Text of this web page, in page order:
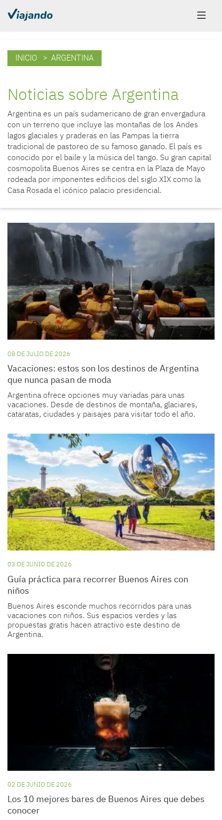
INICIO > ARGENTINA
Noticias sobre Argentina
Argentina es un país sudamericano de gran envergadura
con un terreno que incluye las montañas de los Andes
lagos glaciales y praderas en las Pampas la tierra
tradicional de pastoreo de su famoso ganado. El país es
conocido por el baile y la música del tango. Su gran capital
cosmopolita Buenos Aires se centra en la Plaza de Mayo
rodeada por imponentes edificios del siglo XIX como la
Casa Rosada el icónico palacio presidencial.
08 DE JULIO DE 2026
Vacaciones: estos son los destinos de Argentina
que nunca pasan de moda
Argentina ofrece opciones muy variadas para unas
vacaciones. Desde de destinos de montaña, glaciares,
cataratas, ciudades y paisajes para visitar todo el año.
03 DE JUNIO DE 2026
Guía práctica para recorrer Buenos Aires con
niños
Buenos Aires esconde muchos recorridos para unas
vacaciones con niños. Sus espacios verdes y las
propuestas gratis hacen atractivo este destino de
Argentina.
02 DE JUNIO DE 2026
Los 10 mejores bares de Buenos Aires que debes
conocer